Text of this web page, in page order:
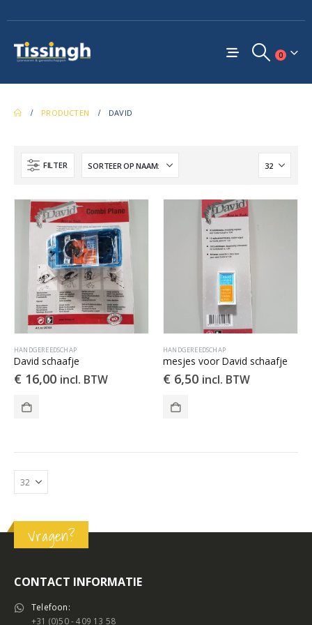
0
PRODUCTEN DAVID
FILTER
HANDGEREEDSCHAP
David schaafje
€ 16,00 incl. BTW
HANDGEREEDSCHAP
mesjes voor David schaafje
€ 6,50 incl. BTW
Vragen?
CONTACT INFORMATIE
Telefoon:
+31 (0)50 - 409 13 58